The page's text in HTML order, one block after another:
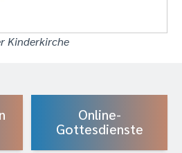
Kinderkirche
Online-
Gottesdienste